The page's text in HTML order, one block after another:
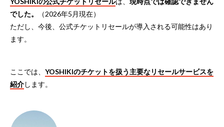
でした。
（2026年5月現在）
ただし、今後、公式チケットリセールが導入される可能性はあり
ます。
ここでは、 YOSHIKIのチケットを扱う主要なリセールサービスを
紹介します。